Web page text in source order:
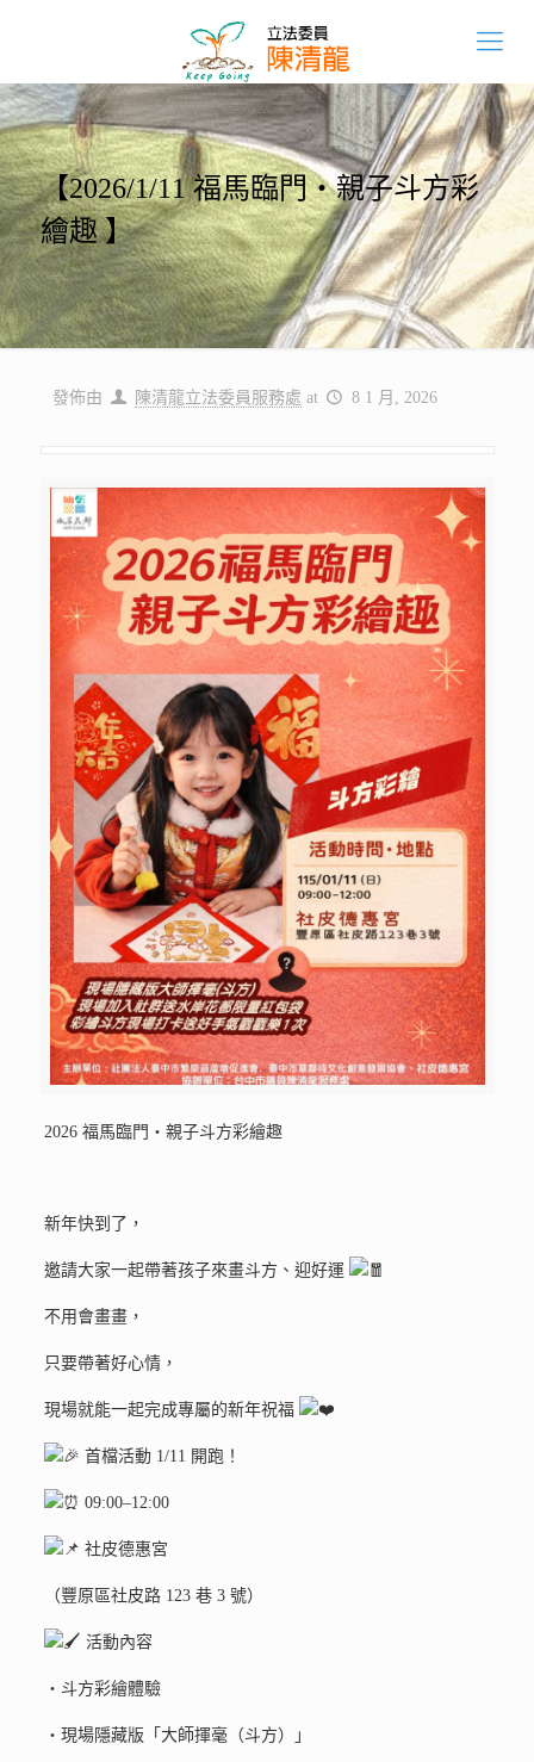
【2026/1/11 福馬臨門・親子斗方彩
繪趣 】
發佈由 陳清龍立法委員服務處 at 8 1 月, 2026
2026 福馬臨門・親子斗方彩繪趣
新年快到了，
邀請大家一起帶著孩子來畫斗方、迎好運
不用會畫畫，
只要帶著好心情，
現場就能一起完成專屬的新年祝福
首檔活動 1/11 開跑！
09:00–12:00
社皮德惠宮
（豐原區社皮路 123 巷 3 號）
活動內容
・斗方彩繪體驗
・現場隱藏版「大師揮毫（斗方）」